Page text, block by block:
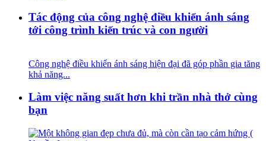
Tác động của công nghệ điều khiển ánh sáng
tới công trình kiến trúc và con người
Công nghệ điều khiển ánh sáng hiện đại đã góp phần gia tăng
khả năng...
Làm việc năng suất hơn khi trần nhà thở cùng
bạn